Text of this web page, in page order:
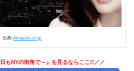
出典:Amazon.co.jp
もNYの街角で～』を見るならここ!!／／